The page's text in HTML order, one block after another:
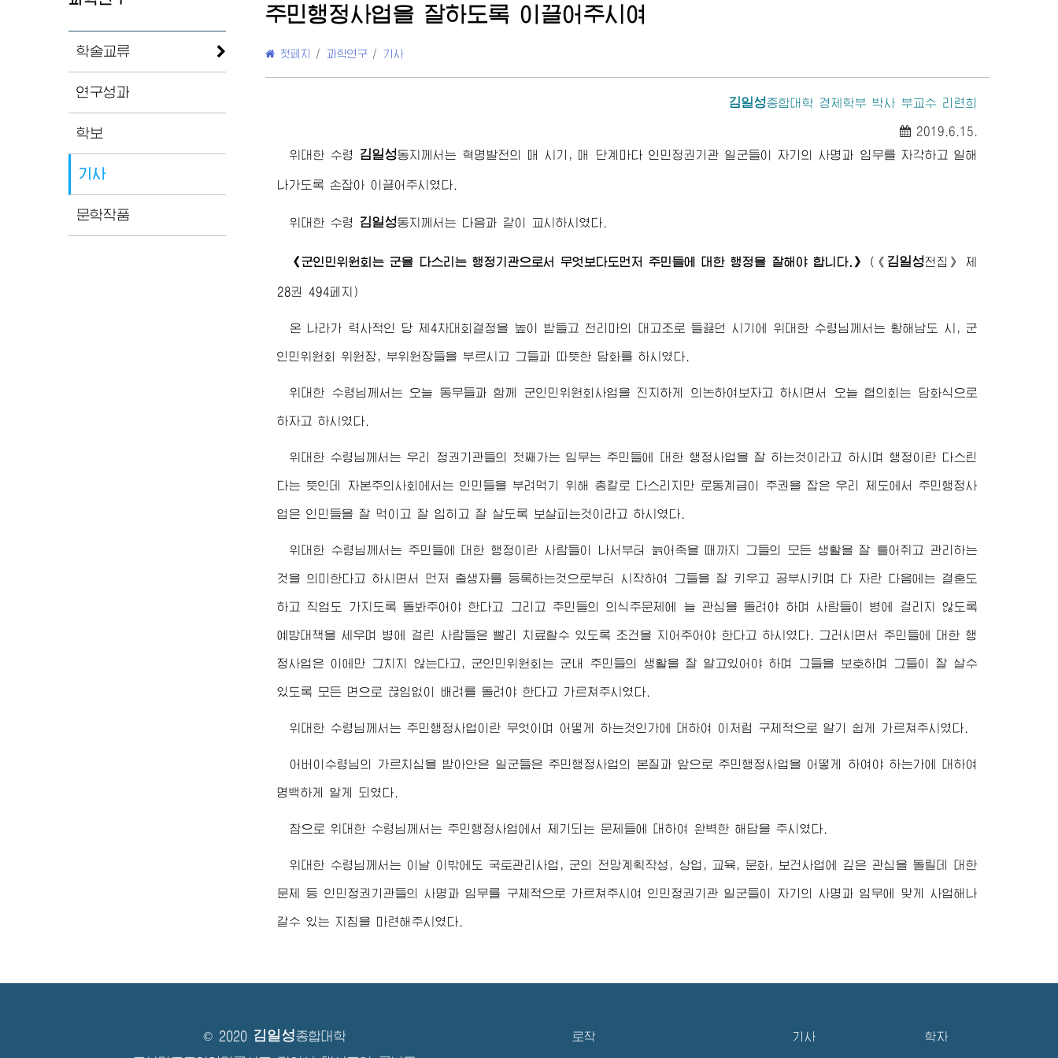
학술교류
연구성과
학보
기사
문학작품
주민행정사업을 잘하도록 이끌어주시여
첫페지 / 과학연구 / 기사
김일성종합대학 경제학부 박사 부교수 리련희
2019.6.15.
위대한 수령 김일성동지 께서는 혁명발전의 매 시기, 매 단계마다 인민정권기관 일군들이 자기의 사명과 임무를 자각하고 일해
나가도록 손잡아 이끌어주시였다.
위대한 수령 김일성동지 께서는 다음과 같이 교시하시였다.
《군인민위원회는 군을 다스리는 행정기관으로서 무엇보다도먼저 주민들에 대한 행정을 잘해야 합니다.》 ( 《 김일성전집》 제
28권 494페지)
온 나라가 력사적인 당 제4차대회결정을 높이 받들고 천리마의 대고조로 들끓던 시기에 위대한 수령님 께서는 황해남도 시, 군
인민위원회 위원장, 부위원장들을 부르시고 그들과 따뜻한 담화를 하시였다.
위대한 수령님 께서는 오늘 동무들과 함께 군인민위원회사업을 진지하게 의논하여보자고 하시면서 오늘 협의회는 담화식으로
하자고 하시였다.
위대한 수령님 께서는 우리 정권기관들의 첫째가는 임무는 주민들에 대한 행정사업을 잘 하는것이라고 하시며 행정이란 다스린
다는 뜻인데 자본주의사회에서는 인민들을 부려먹기 위해 총칼로 다스리지만 로동계급이 주권을 잡은 우리 제도에서 주민행정사
업은 인민들을 잘 먹이고 잘 입히고 잘 살도록 보살피는것이라고 하시였다.
위대한 수령님 께서는 주민들에 대한 행정이란 사람들이 나서부터 늙어죽을 때까지 그들의 모든 생활을 잘 틀어쥐고 관리하는
것을 의미한다고 하시면서 먼저 출생자를 등록하는것으로부터 시작하여 그들을 잘 키우고 공부시키며 다 자란 다음에는 결혼도
하고 직업도 가지도록 돌봐주어야 한다고 그리고 주민들의 의식주문제에 늘 관심을 돌려야 하며 사람들이 병에 걸리지 않도록
예방대책을 세우며 병에 걸린 사람들은 빨리 치료할수 있도록 조건을 지어주어야 한다고 하시였다. 그러시면서 주민들에 대한 행
정사업은 이에만 그치지 않는다고, 군인민위원회는 군내 주민들의 생활을 잘 알고있어야 하며 그들을 보호하며 그들이 잘 살수
있도록 모든 면으로 끊임없이 배려를 돌려야 한다고 가르쳐주시였다.
위대한 수령님 께서는 주민행정사업이란 무엇이며 어떻게 하는것인가에 대하여 이처럼 구체적으로 알기 쉽게 가르쳐주시였다.
어버이수령님 의 가르치심을 받아안은 일군들은 주민행정사업의 본질과 앞으로 주민행정사업을 어떻게 하여야 하는가에 대하여
명백하게 알게 되였다.
참으로 위대한 수령님 께서는 주민행정사업에서 제기되는 문제들에 대하여 완벽한 해답을 주시였다.
위대한 수령님 께서는 이날 이밖에도 국토관리사업, 군의 전망계획작성, 상업, 교육, 문화, 보건사업에 깊은 관심을 돌릴데 대한
문제 등 인민정권기관들의 사명과 임무를 구체적으로 가르쳐주시여 인민정권기관 일군들이 자기의 사명과 임무에 맞게 사업해나
갈수 있는 지침을 마련해주시였다.
© 2020 김일성종합대학
로작 기사 학자